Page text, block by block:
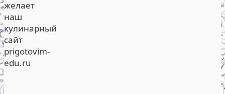
желает
наш
кулинарный
сайт
prigotovim-
edu.ru